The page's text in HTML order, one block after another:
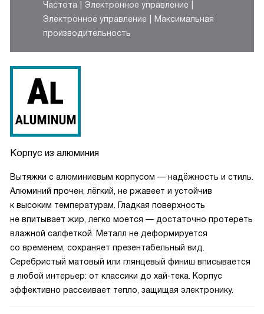
Частота
Электронное управление
Электронное управление
Максимальная
производительность
Корпус из алюминия
Вытяжки с алюминиевым корпусом — надёжность и стиль.
Алюминий прочен, лёгкий, не ржавеет и устойчив
к высоким температурам. Гладкая поверхность
не впитывает жир, легко моется — достаточно протереть
влажной салфеткой. Металл не деформируется
со временем, сохраняет презентабельный вид.
Серебристый матовый или глянцевый финиш вписывается
в любой интерьер: от классики до хай-тека. Корпус
эффективно рассеивает тепло, защищая электронику.